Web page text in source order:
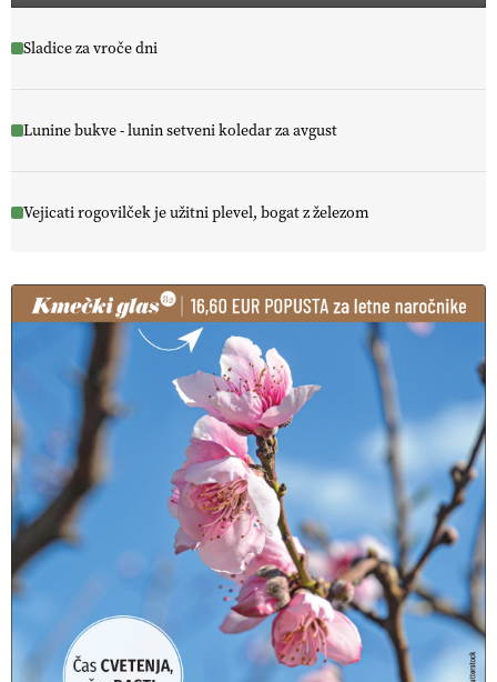
Sladice za vroče dni
Lunine bukve - lunin setveni koledar za avgust
Vejicati rogovilček je užitni plevel, bogat z železom